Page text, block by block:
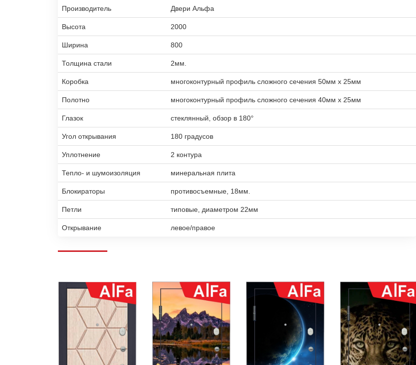
Производитель Двери Альфа
Высота 2000
Ширина 800
Толщина стали 2мм.
Коробка многоконтурный профиль сложного сечения 50мм х 25мм
Полотно многоконтурный профиль сложного сечения 40мм х 25мм
Глазок стеклянный, обзор в 180°
Угол открывания 180 градусов
Уплотнение 2 контура
Тепло- и шумоизоляция минеральная плита
Блокираторы противосъемные, 18мм.
Петли типовые, диаметром 22мм
Открывание левое/правое